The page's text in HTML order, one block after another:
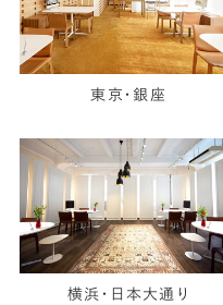
東京・銀座
横浜・日本大通り